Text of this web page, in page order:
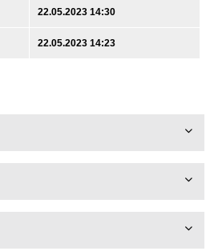
22.05.2023 14:30
22.05.2023 14:23